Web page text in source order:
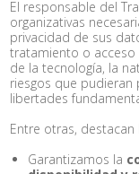
El responsable del
organizativas
privacidad de sus
tratamiento o
de la tecnología, la
riesgos que
libertades
Entre otras,
Garantizamos la